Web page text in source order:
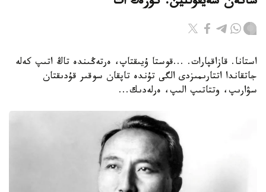
استانا. قازاقپارات. ...قوستا ۇيىقتاپ، ەرتەڭىندە تاڭ اتىپ كەلە
جاتقاندا اتتارىمىزدى الگى تۇندە تاپقان سوقىر قۇدىقتان
سۋارىپ، وتتاتىپ الىپ، ەرلەدىك...